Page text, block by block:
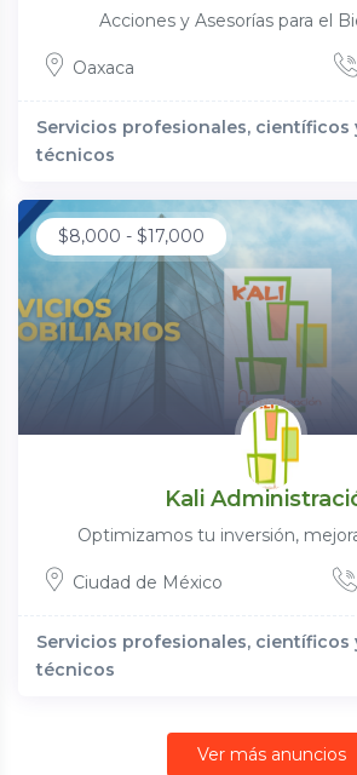
Acciones y Asesorías para el
Oaxaca
Servicios profesionales, científicos
técnicos
$8,000 - $17,000
Kali
Optimizamos tu inversión,
Ciudad de México
Servicios profesionales, científicos
técnicos
Ver más anuncios